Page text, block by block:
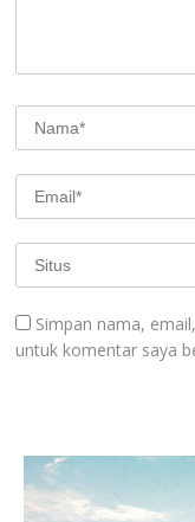
Simpan nama,
untuk komentar saya